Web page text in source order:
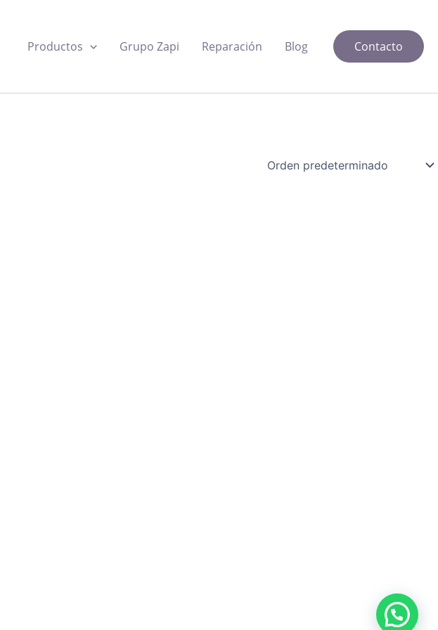
Productos Grupo Zapi Reparación Blog Contacto